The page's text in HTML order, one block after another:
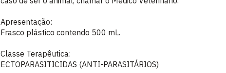
Apresentação:
Frasco plástico contendo 500 mL.
Classe Terapêutica:
ECTOPARASITICIDAS (ANTI-PARASITÁRIOS)